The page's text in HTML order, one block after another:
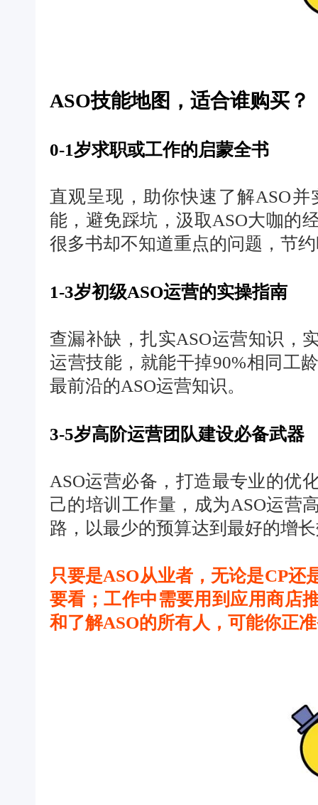
ASO技能地图，适合谁购买？
0-1岁求职或工作的启蒙全书
直观呈现，助你快速了解ASO
能，避免踩坑，汲取ASO大咖的
很多书却不知道重点的问题，节
1-3岁初级ASO运营的实操指南
查漏补缺，扎实ASO运营知识，
运营技能，就能干掉90%相同工
最前沿的ASO运营知识。
3-5岁高阶运营团队建设必备武器
ASO运营必备，打造最专业的优
己的培训工作量，成为ASO运营
路，以最少的预算达到最好的增
只要是ASO从业者，无论是CP还
要看；工作中需要用到应用商店
和了解ASO的所有人，可能你正